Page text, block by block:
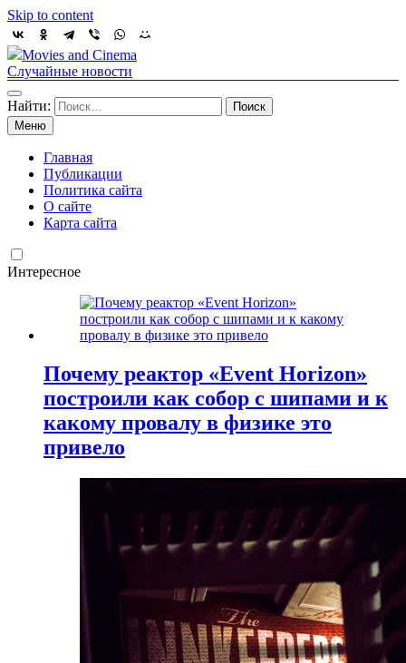
Skip to content
Movies and Cinema
Случайные новости
Найти:
Меню
Главная
Публикации
Политика сайта
О сайте
Карта сайта
Интересное
Почему реактор «Event Horizon»
построили как собор с шипами и к
какому провалу в физике это
привело